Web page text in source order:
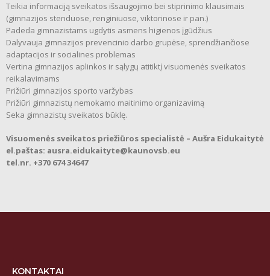
Teikia informaciją sveikatos išsaugojimo bei stiprinimo klausimais
(gimnazijos stenduose, renginiuose, viktorinose ir pan.)
Padeda gimnazistams ugdytis asmens higienos įgūdžius
Dalyvauja gimnazijos prevencinio darbo grupėse, sprendžiančiose
adaptacijos ir socialines problemas
Vertina gimnazijos aplinkos ir sąlygų atitiktį visuomenės sveikatos
reikalavimams
Prižiūri gimnazijos sporto varžybas
Prižiūri gimnazistų nemokamo maitinimo organizavimą
Seka gimnazistų sveikatos būklę.
Visuomenės sveikatos priežiūros specialistė – Aušra Eidukaitytė
el.paštas: ausra.eidukaityte@kaunovsb.eu
tel.nr. +370 674 34647
KONTAKTAI